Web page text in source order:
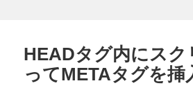
HEADタグ内にスク
ってMETAタグを挿